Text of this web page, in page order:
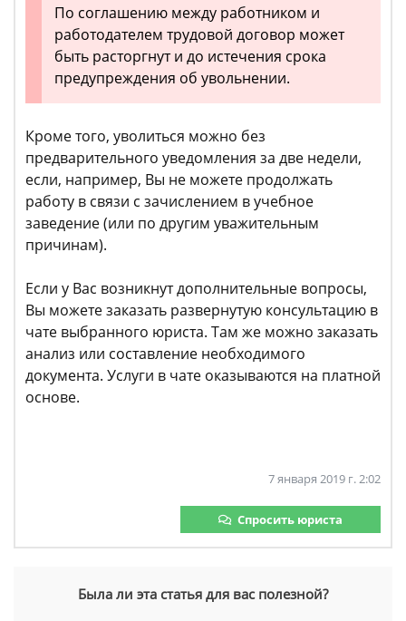
По соглашению между работником и
работодателем трудовой договор может
быть расторгнут и до истечения срока
предупреждения об увольнении.
Кроме того, уволиться можно без
предварительного уведомления за две недели,
если, например, Вы не можете продолжать
работу в связи с зачислением в учебное
заведение (или по другим уважительным
причинам).
Если у Вас возникнут дополнительные вопросы,
Вы можете заказать развернутую консультацию в
чате выбранного юриста. Там же можно заказать
анализ или составление необходимого
документа. Услуги в чате оказываются на платной
основе.
7 января 2019 г. 2:02
Спросить юриста
Была ли эта статья для вас полезной?